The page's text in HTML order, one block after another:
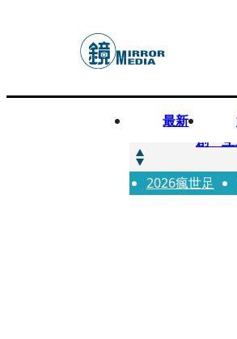
最新
快訊
創「
快訊
前時
2026瘋世足